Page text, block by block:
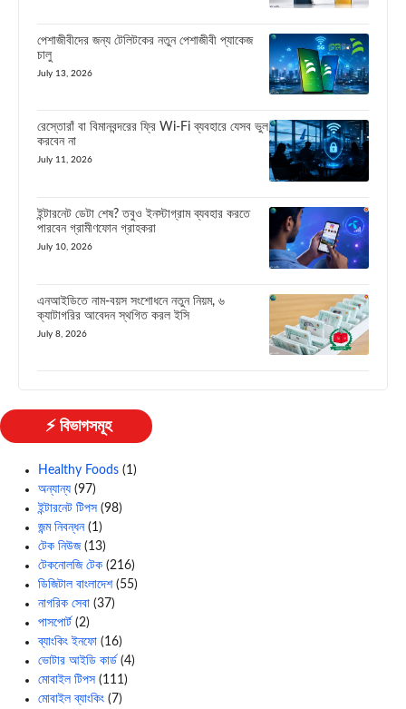
পেশাজীবীদের জন্য টেলিটকের নতুন পেশাজীবী প্যাকেজ
চালু
July 13, 2026
রেস্তোরাঁ বা বিমানবন্দরের ফ্রি Wi-Fi ব্যবহারে যেসব ভুল
করবেন না
July 11, 2026
ইন্টারনেট ডেটা শেষ? তবুও ইনস্টাগ্রাম ব্যবহার করতে
পারবেন গ্রামীণফোন গ্রাহকরা
July 10, 2026
এনআইডিতে নাম-বয়স সংশোধনে নতুন নিয়ম, ৬
ক্যাটাগরির আবেদন স্থগিত করল ইসি
July 8, 2026
⚡ বিভাগসমূহ
Healthy Foods (1)
অন্যান্য (97)
ইন্টারনেট টিপস (98)
জন্ম নিবন্ধন(1)
টেক নিউজ(13)
টেকনোলজি টেক (216)
ডিজিটাল বাংলাদেশ(55)
নাগরিক সেবা (37)
পাসপোর্ট (2)
ব্যাংকিং ইনফো (16)
ভোটার আইডি কার্ড (4)
মোবাইল টিপস (111)
মোবাইল ব্যাংকিং (7)